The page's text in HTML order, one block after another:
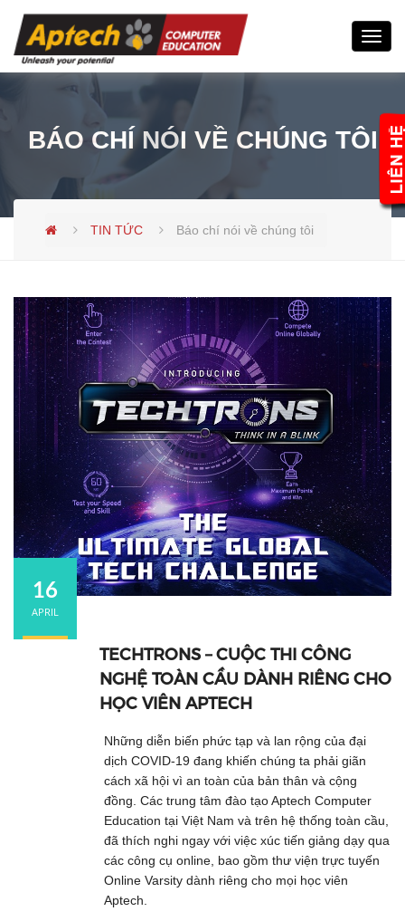
BÁO CHÍ NÓI VỀ CHÚNG TÔI
TIN TỨC Báo chí nói về chúng tôi
16
APRIL
TECHTRONS – CUỘC THI CÔNG
NGHỆ TOÀN CẦU DÀNH RIÊNG CHO
HỌC VIÊN APTECH
Những diễn biến phức tạp và lan rộng của đại
dịch COVID-19 đang khiến chúng ta phải giãn
cách xã hội vì an toàn của bản thân và cộng
đồng. Các trung tâm đào tạo Aptech Computer
Education tại Việt Nam và trên hệ thống toàn cầu,
đã thích nghi ngay với việc xúc tiến giảng dạy qua
các công cụ online, bao gồm thư viện trực tuyến
Online Varsity dành riêng cho mọi học viên
Aptech.